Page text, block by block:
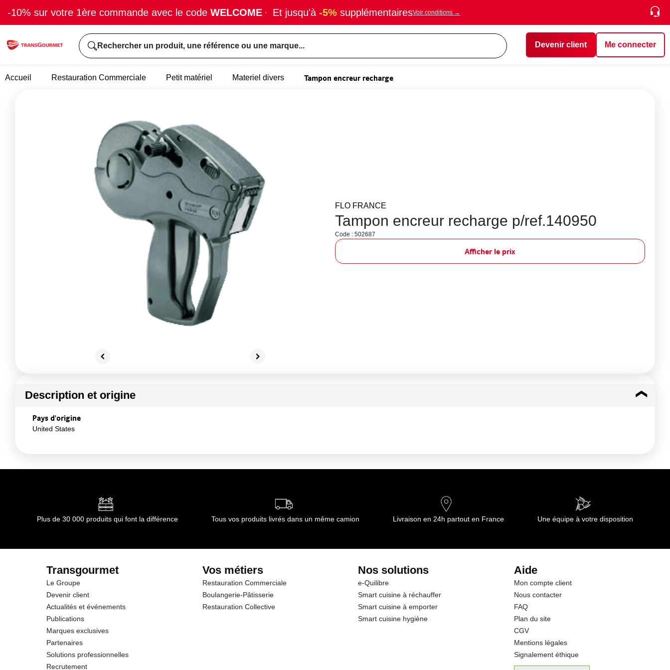
-10% sur votre 1ère commande avec le code WELCOME · Et jusqu'à -5% supplémentairesVoir conditions →
Rechercher un produit, une référence ou une marque... Devenir client Me connecter
Accueil Restauration Commerciale Petit matériel Materiel divers Tampon encreur recharge
FLO FRANCE
Tampon encreur recharge p/ref.140950
Code : 502687
Afficher le prix
Description et origine
Pays d'origine
United States
Plus de 30 000 produits qui font la différence Tous vos produits livrés dans un même camion Livraison en 24h partout en France Une équipe à votre disposition
Transgourmet
Le Groupe
Devenir client
Actualités et événements
Publications
Marques exclusives
Partenaires
Solutions professionnelles
Recrutement
Vos métiers
Restauration Commerciale
Boulangerie-Pâtisserie
Restauration Collective
Nos solutions
e-Quilibre
Smart cuisine à réchauffer
Smart cuisine à emporter
Smart cuisine hygiène
Aide
Mon compte client
Nous contacter
FAQ
Plan du site
CGV
Mentions légales
Signalement éthique